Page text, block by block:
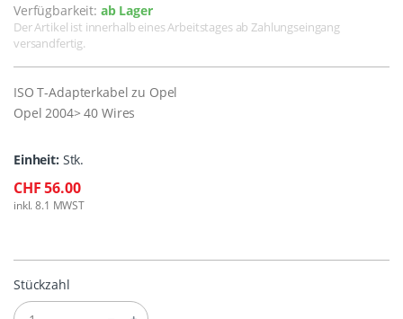
Verfügbarkeit: ab Lager
Der Artikel ist innerhalb eines Arbeitstages ab Zahlungseingang
versandfertig.
ISO T-Adapterkabel zu Opel
Opel 2004> 40 Wires
Einheit: Stk.
CHF 56.00
inkl. 8.1 MWST
Stückzahl